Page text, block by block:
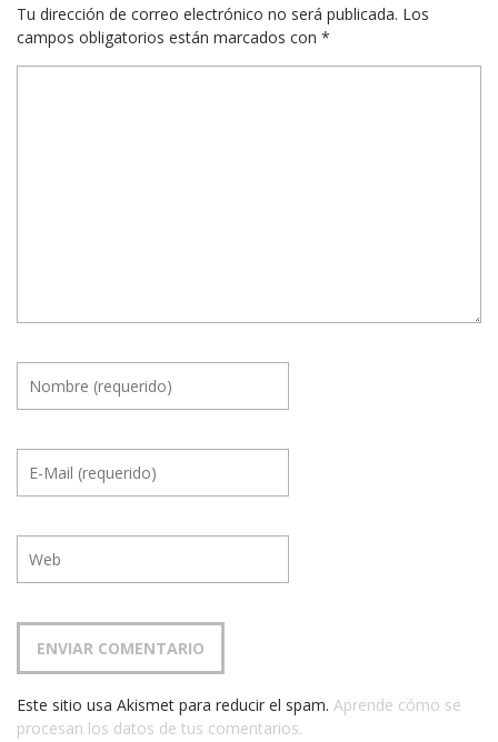
Tu dirección de correo electrónico no será publicada. Los
campos obligatorios están marcados con *
Este sitio usa Akismet para reducir el spam. Aprende cómo se
procesan los datos de tus comentarios.